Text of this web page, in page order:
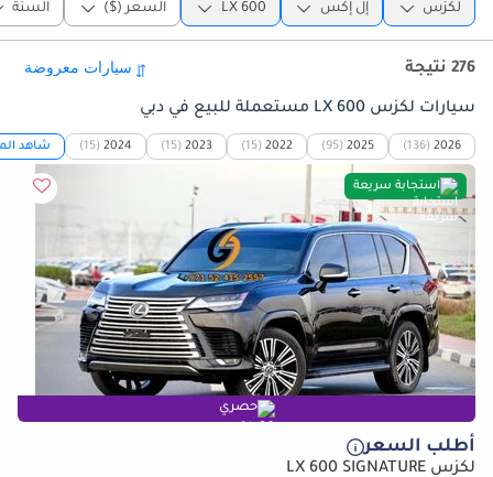
لكزس إل إكس LX 600 السعر ($) السنة
276 نتيجة
سيارات لكزس LX 600 مستعملة للبيع في دبي
2026
(136)
2025
(95)
2022
(15)
2023
(15)
2024
(15) شاهد
استجابة سريعة
حصري
أطلب السعر
لكزس LX 600 SIGNATURE